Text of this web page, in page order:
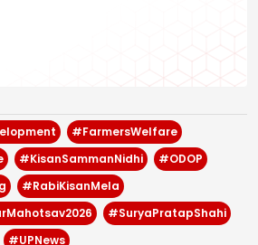
#FarmersWelfare
#KisanSammanNidhi
#ODOP
#RabiKisanMela
#SuryaPratapShahi
#UPNews